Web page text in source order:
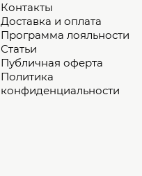
Контакты
Доставка и оплата
Программа лояльности
Статьи
Публичная оферта
Политика
конфиденциальности